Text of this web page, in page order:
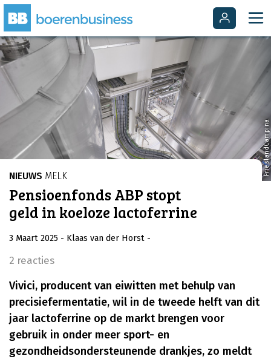
FrieslandCampina
NIEUWS MELK
Pensioenfonds ABP stopt
geld in koeloze lactoferrine
3 Maart 2025 - Klaas van der Horst -
2 reacties
Vivici, producent van eiwitten met behulp van
precisiefermentatie, wil in de tweede helft van dit
jaar lactoferrine op de markt brengen voor
gebruik in onder meer sport- en
gezondheidsondersteunende drankjes, zo meldt